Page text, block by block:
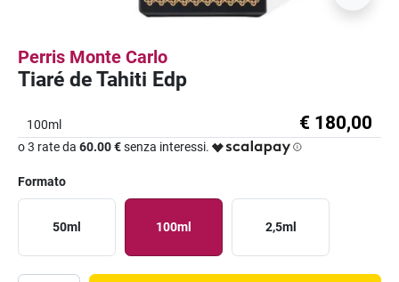
Perris Monte Carlo
Tiaré de Tahiti Edp
100ml € 180,00
o 3 rate da 60.00 €senza interessi.
Formato
50ml 100ml 2,5ml